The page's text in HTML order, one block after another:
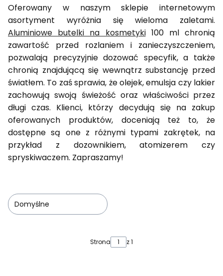
Oferowany w naszym sklepie internetowym
asortyment wyróżnia się wieloma zaletami.
Aluminiowe butelki na kosmetyki100 ml chronią
zawartość przed rozlaniem i zanieczyszczeniem,
pozwalają precyzyjnie dozować specyfik, a także
chronią znajdującą się wewnątrz substancję przed
światłem. To zaś sprawia, że olejek, emulsja czy lakier
zachowują swoją świeżość oraz właściwości przez
długi czas. Klienci, którzy decydują się na zakup
oferowanych produktów, doceniają też to, że
dostępne są one z różnymi typami zakrętek, na
przykład z dozownikiem, atomizerem czy
spryskiwaczem. Zapraszamy!
Domyślne
Strona z 1